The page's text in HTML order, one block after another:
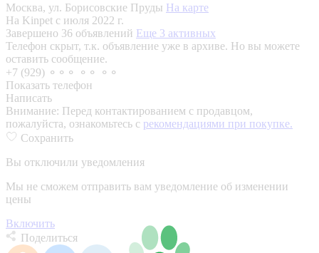
Москва, ул. Борисовские Пруды На карте
На Kinpet c июля 2022 г.
Завершено 36 объявлений Еще 3 активных
Телефон скрыт, т.к. объявление уже в архиве. Но вы можете
оставить сообщение.
+7 (929) ⚬⚬⚬ ⚬⚬ ⚬⚬
Показать телефон
Написать
Внимание: Перед контактированием с продавцом,
пожалуйста, ознакомьтесь с рекомендациями при покупке.
Сохранить
Вы отключили уведомления
Мы не сможем отправить вам уведомление об изменении
цены
Включить
Поделиться